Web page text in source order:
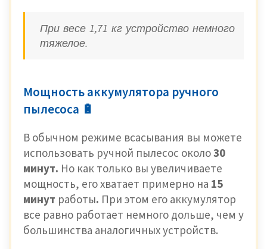
При весе 1,71 кг устройство немного
тяжелое.
Мощность аккумулятора ручного
пылесоса 🔋
В обычном режиме всасывания вы можете
использовать ручной пылесос около30
минут. Но как только вы увеличиваете
мощность, его хватает примерно на 15
минут работы. При этом его аккумулятор
все равно работает немного дольше, чем у
большинства аналогичных устройств.